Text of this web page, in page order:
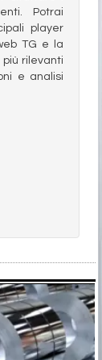
Potrai
player
TG e la
rilevanti
e analisi